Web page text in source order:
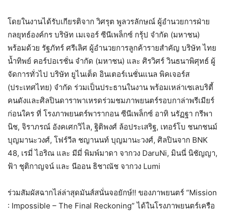
โดยในงานได้รับเกียรติจาก วิศรุต พูลวรลักษณ์ ผู้อำนวยการฝ่าย
กลยุทธ์องค์กร บริษัท เมเจอร์ ซีนีเพล็กซ์ กรุ้ป จำกัด (มหาชน)
พร้อมด้วย รัฐภัทร์ ศรีเลิศ ผู้อำนวยการลูกค้ารายสำคัญ บริษัท ไทย
น้ำทิพย์ คอร์ปอเรชั่น จำกัด (มหาชน) และ ศิรวิศร์ วินธนาพิศุทธ์ ผู้
จัดการทั่วไป บริษัท ยูไนเต็ด อินเตอร์เนชั่นแนล พิคเจอร์ส
(ประเทศไทย) จำกัด ร่วมเป็นประธานในงาน พร้อมเหล่าเซเลบริตี้
คนดังและศิลปินดาราพาเหรดร่วมชมภาพยนตร์รอบกาล่าพรีเมียร์
ก่อนใคร ที่ โรงภาพยนตร์พารากอน ซีนีเพล็กซ์ อาทิ นรัฏฐา กรีพา
นิช, จิราภรณ์ อังคเศกวิไล, ฐิติพงศ์ ล้อประเสริฐ, เทอร์โบ ชนกชนม์
บุญมานะวงศ์, โฟร์วีล ชญานนท์ บุญมานะวงศ์, ศิลปินจาก BNK
48, เรมี่ ไอริณ และ มีมี่ พิมพ์มาดา จากวง DaruNi, มินนี่ นิชัญญา,
ฟ้า ชุติกาญจน์ และ นีออน ธิชาณัช จากวง Lumi
ร่วมสัมผัสฉากไล่ล่าสุดมันส์สนั่นจอยักษ์!! ของภาพยนตร์ “Mission
: Impossible – The Final Reckoning” ได้ในโรงภาพยนตร์เครือ